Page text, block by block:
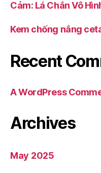
Cảm: Lá Chắn Vô
Kem chống nắng
Recent
A WordPress
Archives
May 2025